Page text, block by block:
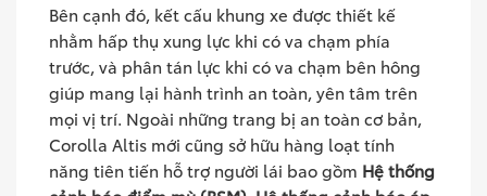
Bên cạnh đó, kết cấu khung xe được thiết kế
nhằm hấp thụ xung lực khi có va chạm phía
trước, và phân tán lực khi có va chạm bên hông
giúp mang lại hành trình an toàn, yên tâm trên
mọi vị trí. Ngoài những trang bị an toàn cơ bản,
Corolla Altis mới cũng sở hữu hàng loạt tính
năng tiên tiến hỗ trợ người lái bao gồm Hệ thống